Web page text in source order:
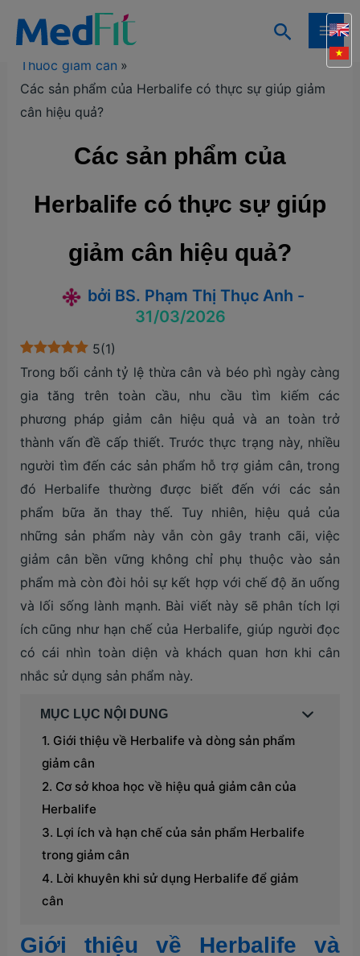
dung
Tìm
kiếm
Trang chủ Kiến thức
Kiến thức giảm cân
Thuốc giảm cân
Các sản phẩm của Herbalife có thực sự giúp giảm
cân hiệu quả?
Các sản phẩm của
Herbalife có thực sự giúp
giảm cân hiệu quả?
bởi BS. Phạm Thị Thục Anh -
31/03/2026
5(1)
Trong bối cảnh tỷ lệ thừa cân và béo phì ngày càng
gia tăng trên toàn cầu, nhu cầu tìm kiếm các
phương pháp giảm cân hiệu quả và an toàn trở
thành vấn đề cấp thiết. Trước thực trạng này, nhiều
người tìm đến các sản phẩm hỗ trợ giảm cân, trong
đó Herbalife thường được biết đến với các sản
phẩm bữa ăn thay thế. Tuy nhiên, hiệu quả của
những sản phẩm này vẫn còn gây tranh cãi, việc
giảm cân bền vững không chỉ phụ thuộc vào sản
phẩm mà còn đòi hỏi sự kết hợp với chế độ ăn uống
và lối sống lành mạnh. Bài viết này sẽ phân tích lợi
ích cũng như hạn chế của Herbalife, giúp người đọc
có cái nhìn toàn diện và khách quan hơn khi cân
nhắc sử dụng sản phẩm này.
MỤC LỤC NỘI DUNG
Giới thiệu về Herbalife và dòng sản phẩm
giảm cân
Cơ sở khoa học về hiệu quả giảm cân của
Herbalife
Lợi ích và hạn chế của sản phẩm Herbalife
trong giảm cân
Lời khuyên khi sử dụng Herbalife để giảm
cân
Giới thiệu về Herbalife và